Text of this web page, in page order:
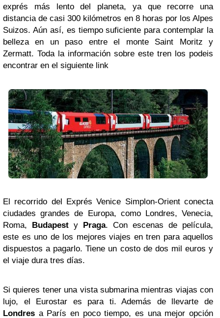
exprés más lento del planeta, ya que recorre una
distancia de casi 300 kilómetros en 8 horas por los Alpes
Suizos. Aún así, es tiempo suficiente para contemplar la
belleza en un paso entre el monte Saint Moritz y
Zermatt. Toda la información sobre este tren los podeis
encontrar en el siguiente link
El recorrido del Exprés Venice Simplon-Orient conecta
ciudades grandes de Europa, como Londres, Venecia,
Roma, Budapest y Praga. Con escenas de película,
este es uno de los mejores viajes en tren para aquellos
dispuestos a pagarlo. Tiene un costo de dos mil euros y
el viaje dura tres días.
Si quieres tener una vista submarina mientras viajas con
lujo, el Eurostar es para ti. Además de llevarte de
Londres a París en poco tiempo, es una mejor opción